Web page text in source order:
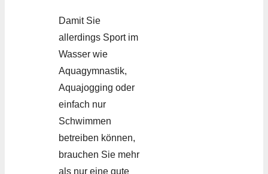
Damit Sie
allerdings Sport im
Wasser wie
Aquagymnastik,
Aquajogging oder
einfach nur
Schwimmen
betreiben können,
brauchen Sie mehr
als nur eine gute